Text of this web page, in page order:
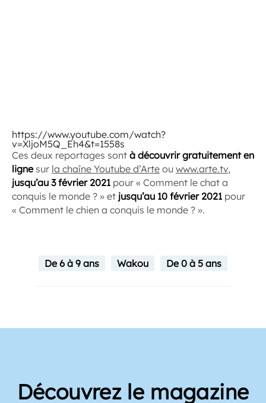
https://www.youtube.com/watch?
v=XljoM5Q_Eh4&t=1558s
Ces deux reportages sont à découvrir gratuitement en
lignesur la chaîne Youtube d’Arte ou www.arte.tv,
jusqu’au 3 février 2021 pour « Comment le chat a
conquis le monde ? » et jusqu’au 10 février 2021 pour
« Comment le chien a conquis le monde ? ».
De 6 à 9 ans Wakou De 0 à 5 ans
Découvrez le magazine